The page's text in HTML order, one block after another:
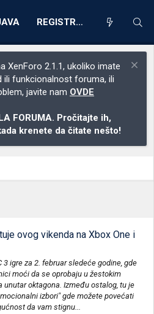
REGISTRACIJA
XenForo 2.1.1, ukoliko imate
ili funkcionalnost foruma, ili
javite nam OVDE
FORUMA. Pročitajte ih,
krenete da čitate nešto!
ovog vikenda na Xbox One i
3 igre za 2. februar sledeće godine, gde
moći da se oprobaju u žestokim
unutar oktagona. Između ostalog, tu je
izbori" gde možete povećati
da vam stignu...